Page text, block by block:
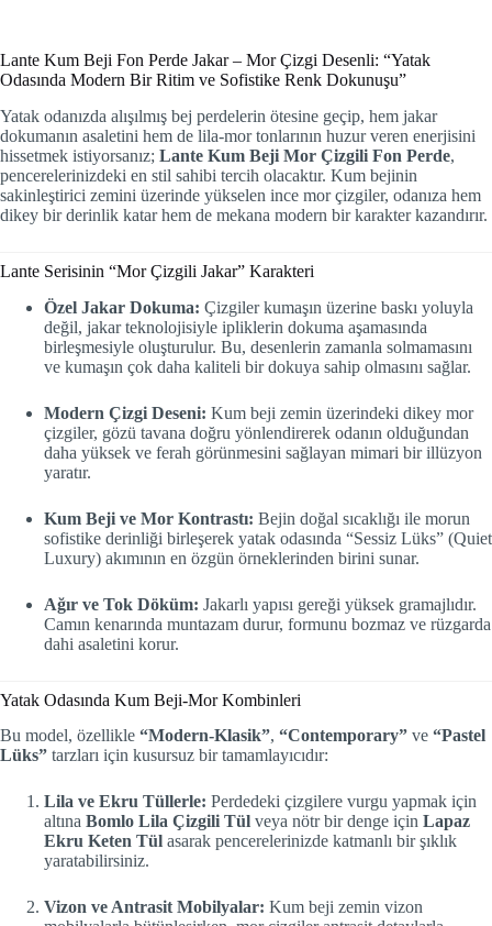
Lante Kum Beji Fon Perde Jakar – Mor Çizgi Desenli: “Yatak
Odasında Modern Bir Ritim ve Sofistike Renk Dokunuşu”
Yatak odanızda alışılmış bej perdelerin ötesine geçip, hem jakar
dokumanın asaletini hem de lila-mor tonlarının huzur veren enerjisini
hissetmek istiyorsanız; Lante Kum Beji Mor Çizgili Fon Perde,
pencerelerinizdeki en stil sahibi tercih olacaktır. Kum bejinin
sakinleştirici zemini üzerinde yükselen ince mor çizgiler, odanıza hem
dikey bir derinlik katar hem de mekana modern bir karakter kazandırır.
Lante Serisinin “Mor Çizgili Jakar” Karakteri
Özel Jakar Dokuma: Çizgiler kumaşın üzerine baskı yoluyla
değil, jakar teknolojisiyle ipliklerin dokuma aşamasında
birleşmesiyle oluşturulur. Bu, desenlerin zamanla solmamasını
ve kumaşın çok daha kaliteli bir dokuya sahip olmasını sağlar.
Modern Çizgi Deseni: Kum beji zemin üzerindeki dikey mor
çizgiler, gözü tavana doğru yönlendirerek odanın olduğundan
daha yüksek ve ferah görünmesini sağlayan mimari bir illüzyon
yaratır.
Kum Beji ve Mor Kontrastı: Bejin doğal sıcaklığı ile morun
sofistike derinliği birleşerek yatak odasında “Sessiz Lüks” (Quiet
Luxury) akımının en özgün örneklerinden birini sunar.
Ağır ve Tok Döküm: Jakarlı yapısı gereği yüksek gramajlıdır.
Camın kenarında muntazam durur, formunu bozmaz ve rüzgarda
dahi asaletini korur.
Yatak Odasında Kum Beji-Mor Kombinleri
Bu model, özellikle “Modern-Klasik”, “Contemporary” ve “Pastel
Lüks” tarzları için kusursuz bir tamamlayıcıdır:
Lila ve Ekru Tüllerle: Perdedeki çizgilere vurgu yapmak için
altına Bomlo Lila Çizgili Tül veya nötr bir denge için Lapaz
Ekru Keten Tül asarak pencerelerinizde katmanlı bir şıklık
yaratabilirsiniz.
Vizon ve Antrasit Mobilyalar: Kum beji zemin vizon